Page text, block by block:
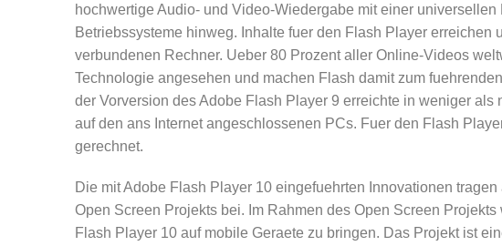
hochwertige Audio- und Video-Wiedergabe mit einer
Betriebssysteme hinweg. Inhalte fuer den Flash Player erreichen
verbundenen Rechner. Ueber 80 Prozent aller Online-Videos
Technologie angesehen und machen Flash damit zum
der Vorversion des Adobe Flash Player 9 erreichte in weniger
auf den ans Internet angeschlossenen PCs. Fuer den Flash
gerechnet.
Die mit Adobe Flash Player 10 eingefuehrten Innovationen
Open Screen Projekts bei. Im Rahmen des Open Screen
Flash Player 10 auf mobile Geraete zu bringen. Das Projekt ist